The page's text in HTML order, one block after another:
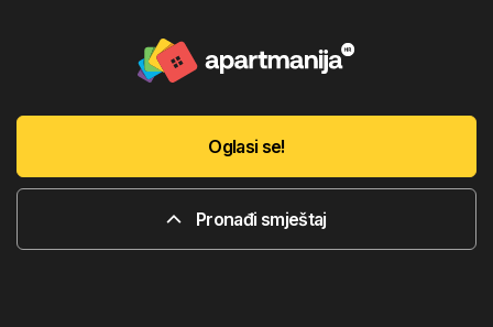
Oglasi se!
Pronađi smještaj